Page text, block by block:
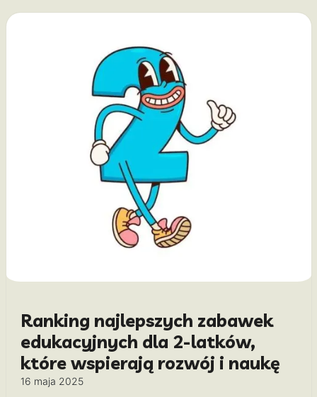
Ranking najlepszych zabawek
edukacyjnych dla 2-latków,
które wspierają rozwój i naukę
16 maja 2025